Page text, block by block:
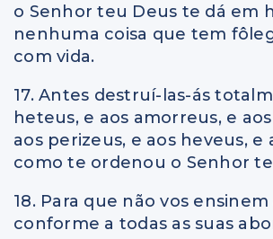
o Senhor teu Deus te dá em
nenhuma coisa que tem
com vida.
17. Antes destruí-las-ás
heteus, e aos amorreus, e
aos perizeus, e aos heveus, e
como te ordenou o Senhor
18. Para que não vos
conforme a todas as suas